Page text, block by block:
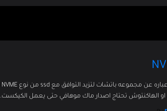
او الهاكنتوش تحتاج اصدار ماك موهافي حتى يعمل الكيكست.